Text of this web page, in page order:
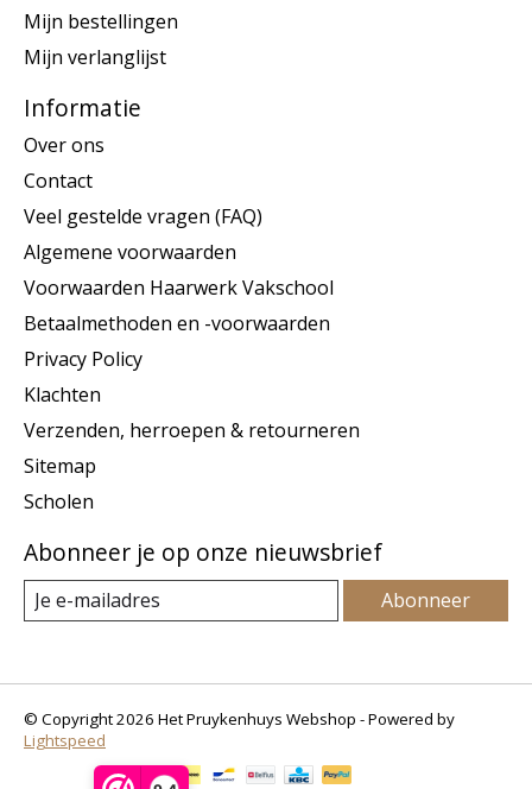
Mijn bestellingen
Mijn verlanglijst
Informatie
Over ons
Contact
Veel gestelde vragen (FAQ)
Algemene voorwaarden
Voorwaarden Haarwerk Vakschool
Betaalmethoden en -voorwaarden
Privacy Policy
Klachten
Verzenden, herroepen & retourneren
Sitemap
Scholen
Abonneer je op onze nieuwsbrief
Abonneer
© Copyright 2026 Het Pruykenhuys Webshop - Powered by
Lightspeed